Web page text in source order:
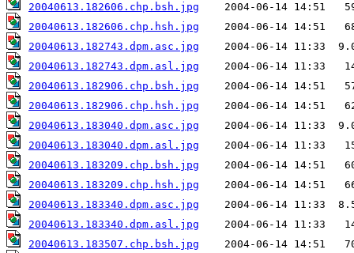
20040613.182606.chp.bsh.jpg
20040613.182606.chp.hsh.jpg
20040613.182743.dpm.asc.jpg
20040613.182743.dpm.asl.jpg
20040613.182906.chp.bsh.jpg
20040613.182906.chp.hsh.jpg
20040613.183040.dpm.asc.jpg
20040613.183040.dpm.asl.jpg
20040613.183209.chp.bsh.jpg
20040613.183209.chp.hsh.jpg
20040613.183340.dpm.asc.jpg
20040613.183340.dpm.asl.jpg
20040613.183507.chp.bsh.jpg